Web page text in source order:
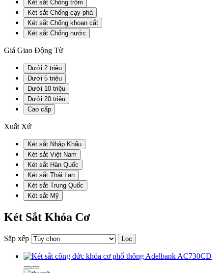
Két sắt Chống trộm
Két sắt Chống cạy phá
Két sắt Chống khoan cắt
Két sắt Chống nước
Giá Giao Động Từ
Dưới 2 triệu
Dưới 5 triệu
Dưới 10 triệu
Dưới 20 triệu
Cao cấp
Xuất Xứ
Két sắt Nhập Khẩu
Két sắt Việt Nam
Két sắt Hàn Quốc
Két sắt Thái Lan
Két sắt Trung Quốc
Két sắt Mỹ
Két Sắt Khóa Cơ
Sắp xếp Lọc